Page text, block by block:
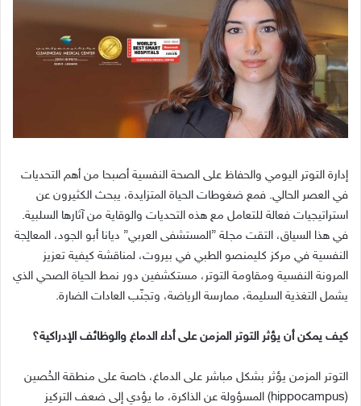
إدارة التوتر اليومي والحفاظ على الصحة النفسية أصبحا من أهم التحديات
في العصر الحالي. فمع ضغوطات الحياة المتزايدة، يبحث الكثيرون عن
استراتيجيات فعالة للتعامل مع هذه التحديات والوقاية من آثارها السلبية.
في هذا السياق، التقت مجلة ”المستشفى العربي” ديانا أبو الجود، المعالِجة
النفسية في مركز كليمنصو الطبي في بيروت، لمناقشة كيفية تعزيز
المرونة النفسية ومقاومة التوتر، مستكشفين دور نمط الحياة الصحي الذي
يشمل التغذية السليمة، ممارسة الرياضة، وتجنّب العادات الضارة.
كيف يمكن أن يؤثر التوتر المزمن على أداء الدماغ والوظائف الإدراكية؟
التوتر المزمن يؤثر بشكل مباشر على الدماغ، خاصة على منطقة الحُصين
(hippocampus)
المسؤولة عن الذاكرة، ما يؤدي إلى ضعف التركيز